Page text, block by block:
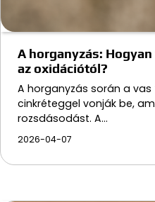
A horganyzás:
az oxidációtól?
A horganyzás során a
cinkréteggel vonják be,
rozsdásodást. A…
2026-04-07